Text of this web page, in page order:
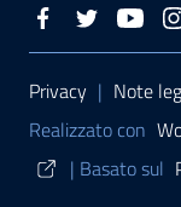
Sezione
Privacy | Note
Realizzato con
| Basato sul